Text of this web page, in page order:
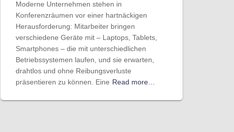
Moderne Unternehmen stehen in
Konferenzräumen vor einer hartnäckigen
Herausforderung: Mitarbeiter bringen
verschiedene Geräte mit – Laptops, Tablets,
Smartphones – die mit unterschiedlichen
Betriebssystemen laufen, und sie erwarten,
drahtlos und ohne Reibungsverluste
präsentieren zu können. Eine Read more…